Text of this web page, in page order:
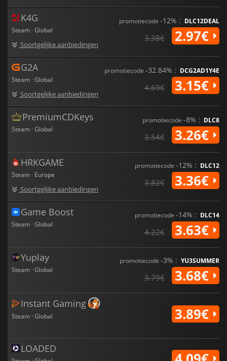
K4G
Steam · Global
Soortgelijke aanbiedingen
promotiecode -12% : DLC12DEAL
3.38€ 2.97€
G2A
Steam · Global
Soortgelijke aanbiedingen
promotiecode -32.84% : DCG2AD1Y4E
4.69€ 3.15€
PremiumCDKeys
Steam · Global
promotiecode -8% : DLC8
3.54€ 3.26€
HRKGAME
Steam · Europe
Soortgelijke aanbiedingen
promotiecode -12% : DLC12
3.82€ 3.36€
Game Boost
Steam · Global
promotiecode -14% : DLC14
4.22€ 3.63€
Yuplay
Steam · Global
promotiecode -3% : YU3SUMMER
3.79€ 3.68€
Instant Gaming
Steam · Global 3.89€
LOADED